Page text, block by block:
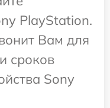
PlayStation.
Вам для
сроков
Sony